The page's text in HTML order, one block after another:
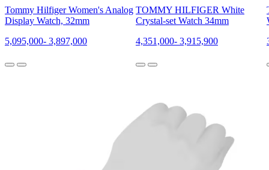
Tommy Hilfiger Women's Analog
Display Watch, 32mm
5,095,000- 3,897,000
TOMMY HILFIGER White
Crystal-set Watch 34mm
4,351,000- 3,915,900